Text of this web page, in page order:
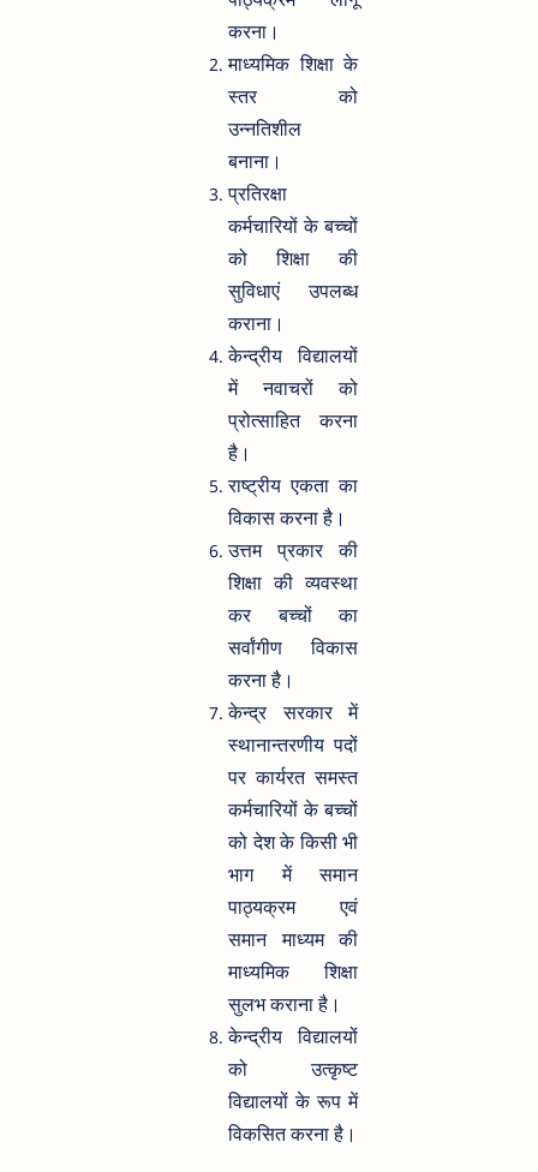
करना।
माध्यमिक शिक्षा के
स्तर को
उन्नतिशील
बनाना।
प्रतिरक्षा
कर्मचारियों के बच्चों
को शिक्षा की
सुविधाएं उपलब्ध
कराना।
केन्द्रीय विद्यालयों
में नवाचरों को
प्रोत्साहित करना
है।
राष्ट्रीय एकता का
विकास करना है।
उत्तम प्रकार की
शिक्षा की व्यवस्था
कर बच्चों का
सर्वांगीण विकास
करना है।
केन्द्र सरकार में
स्थानान्तरणीय पदों
पर कार्यरत समस्त
कर्मचारियों के बच्चों
को देश के किसी भी
भाग में समान
पाठ्यक्रम एवं
समान माध्यम की
माध्यमिक शिक्षा
सुलभ कराना है।
केन्द्रीय विद्यालयों
को उत्कृष्ट
विद्यालयों के रूप में
विकसित करना है।